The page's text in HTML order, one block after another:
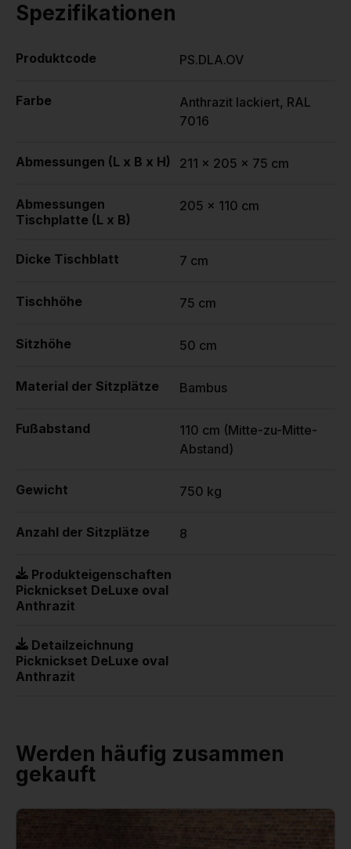
Spezifikationen
Produktcode PS.DLA.OV
Farbe
Anthrazit lackiert, RAL
7016
Abmessungen (L x B x H) 211 x 205 x 75 cm
Abmessungen
Tischplatte (L x B)
205 x 110 cm
Dicke Tischblatt 7 cm
Tischhöhe 75 cm
Sitzhöhe 50 cm
Material der Sitzplätze Bambus
Fußabstand
110 cm (Mitte-zu-Mitte-
Abstand)
Gewicht 750 kg
Anzahl der Sitzplätze 8
Produkteigenschaften
Picknickset DeLuxe oval
Anthrazit
Detailzeichnung
Picknickset DeLuxe oval
Anthrazit
Werden häufig zusammen
gekauft